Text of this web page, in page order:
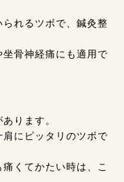
れるツボで、鍼灸整
骨神経痛にも適用で
ります。
にピッタリのツボで
くてかたい時は、こ